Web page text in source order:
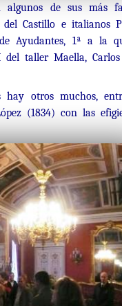
de sus más
Castillo e italianos
Ayudantes, 1ª a la
taller Maella,
hay otros muchos,
(1834) con las